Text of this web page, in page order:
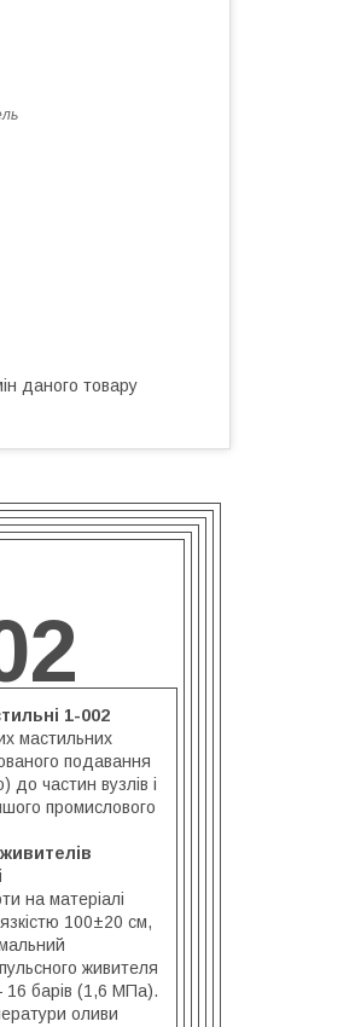
даного товару
1-002
мастильних
подавання
до частин вузлів і
промислового
живителів
на матеріалі
100±20 см,
живителя
барів (1,6 МПа).
оливи